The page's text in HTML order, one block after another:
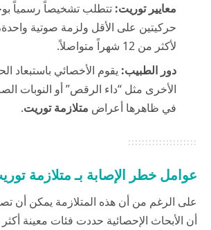
معايير توريت: تتطلب تشخيصاً رسمياً
حركيتين على الأقل ولزمة صوتية
لأكثر من 12 شهراً متواصلاً.
دور الطبيب: يقوم الأخصائي باستبعاد
الأخرى مثل “داء الرقص” أو النوبات
في ظاهرها أعراض متلازمة توريت.
عوامل خطر الإصابة بـ متلازمة
على الرغم من أن هذه المتلازمة يمكن أن
أن الأبحاث الإحصائية حددت فئات معينة